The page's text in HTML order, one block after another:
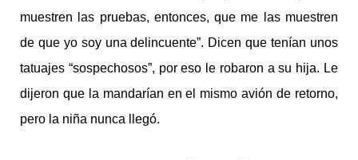
muestren las pruebas, entonces, que me las muestren
de que yo soy una delincuente”. Dicen que tenían unos
tatuajes “sospechosos”, por eso le robaron a su hija. Le
dijeron que la mandarían en el mismo avión de retorno,
pero la niña nunca llegó.